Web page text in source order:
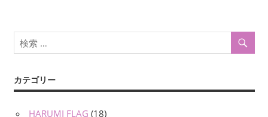
シ
ョ
ン
カテゴリー
HARUMI FLAG (18)